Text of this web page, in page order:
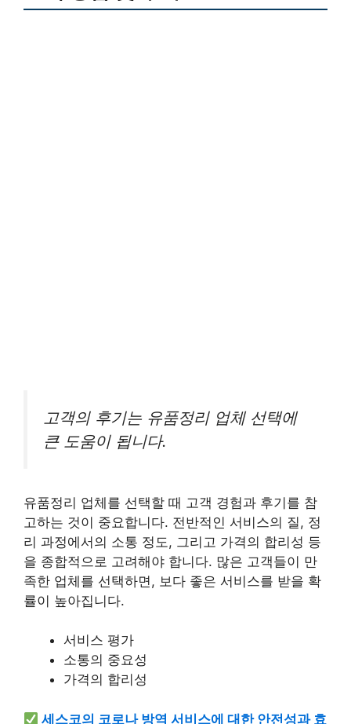
고객의 후기는 유품정리 업체 선택에
큰 도움이 됩니다.
유품정리 업체를 선택할 때 고객 경험과 후기를 참
고하는 것이 중요합니다. 전반적인 서비스의 질, 정
리 과정에서의 소통 정도, 그리고 가격의 합리성 등
을 종합적으로 고려해야 합니다. 많은 고객들이 만
족한 업체를 선택하면, 보다 좋은 서비스를 받을 확
률이 높아집니다.
서비스 평가
소통의 중요성
가격의 합리성
세스코의 코로나 방역 서비스에 대한 안전성과 효